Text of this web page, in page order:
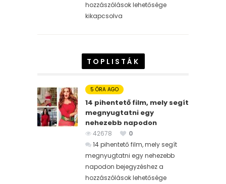
hozzászólások lehetősége
kikapcsolva
TOPLISTÁK
5 ÓRA AGO
14 pihentető film, mely segít
megnyugtatni egy
nehezebb napodon
42678
0
14 pihentető film, mely segít
megnyugtatni egy nehezebb
napodon bejegyzéshez a
hozzászólások lehetősége